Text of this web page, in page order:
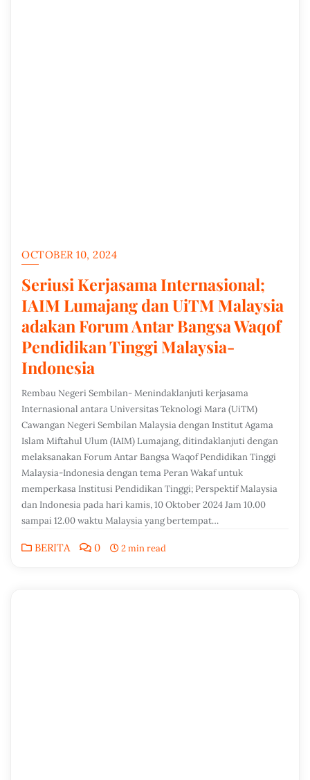
OCTOBER 10, 2024
Seriusi Kerjasama Internasional;
IAIM Lumajang dan UiTM Malaysia
adakan Forum Antar Bangsa Waqof
Pendidikan Tinggi Malaysia-
Indonesia
Rembau Negeri Sembilan- Menindaklanjuti kerjasama
Internasional antara Universitas Teknologi Mara (UiTM)
Cawangan Negeri Sembilan Malaysia dengan Institut Agama
Islam Miftahul Ulum (IAIM) Lumajang, ditindaklanjuti dengan
melaksanakan Forum Antar Bangsa Waqof Pendidikan Tinggi
Malaysia-Indonesia dengan tema Peran Wakaf untuk
memperkasa Institusi Pendidikan Tinggi; Perspektif Malaysia
dan Indonesia pada hari kamis, 10 Oktober 2024 Jam 10.00
sampai 12.00 waktu Malaysia yang bertempat…
BERITA 0 2 min read